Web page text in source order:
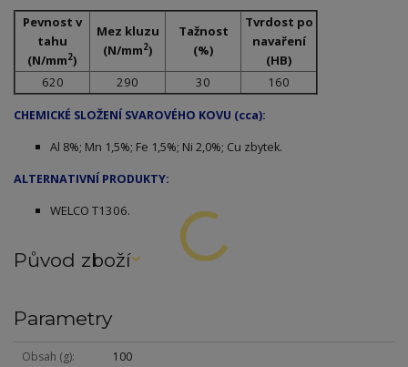
Pevnost v
tahu
(N/mm2)
Mez kluzu
(N/mm2)
Tažnost
(%)
Tvrdost po
navaření
(HB)
620
290 30 160
CHEMICKÉ SLOŽENÍ SVAROVÉHO KOVU (cca):
Al 8%; Mn 1,5%; Fe 1,5%; Ni 2,0%; Cu zbytek.
ALTERNATIVNÍ PRODUKTY:
WELCO T1306.
Původ zboží
Parametry
Obsah (g)
100